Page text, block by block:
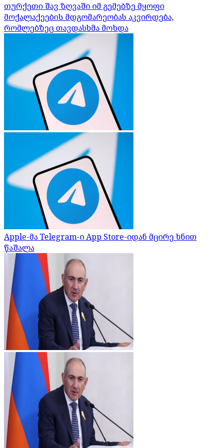
თურქეთი შავ ზღვაში იმ გემებზე მყოფი
მოქალაქეების მდგომარეობას აკვირდება,
რომლებზეც თავდასხმა მოხდა
Apple-მა Telegram-ი App Store-იდან მცირე ხნით
წაშალა